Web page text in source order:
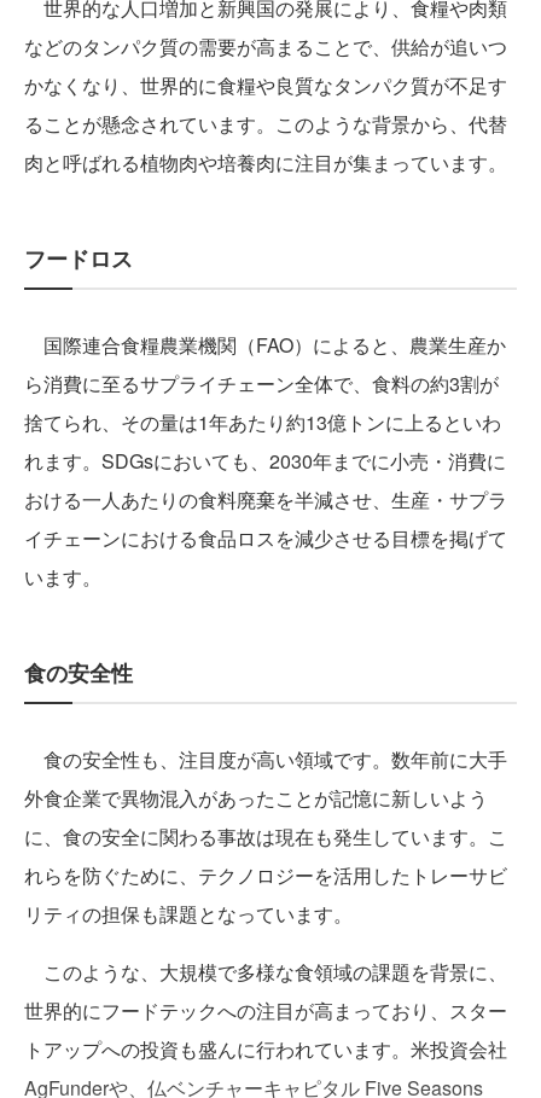
世界的な人口増加と新興国の発展により、食糧や肉類
などのタンパク質の需要が高まることで、供給が追いつ
かなくなり、世界的に食糧や良質なタンパク質が不足す
ることが懸念されています。このような背景から、代替
肉と呼ばれる植物肉や培養肉に注目が集まっています。
フードロス
国際連合食糧農業機関（FAO）によると、農業生産か
ら消費に至るサプライチェーン全体で、食料の約3割が
捨てられ、その量は1年あたり約13億トンに上るといわ
れます。SDGsにおいても、2030年までに小売・消費に
おける一人あたりの食料廃棄を半減させ、生産・サプラ
イチェーンにおける食品ロスを減少させる目標を掲げて
います。
食の安全性
食の安全性も、注目度が高い領域です。数年前に大手
外食企業で異物混入があったことが記憶に新しいよう
に、食の安全に関わる事故は現在も発生しています。こ
れらを防ぐために、テクノロジーを活用したトレーサビ
リティの担保も課題となっています。
このような、大規模で多様な食領域の課題を背景に、
世界的にフードテックへの注目が高まっており、スター
トアップへの投資も盛んに行われています。米投資会社
AgFunderや、仏ベンチャーキャピタル Five Seasons